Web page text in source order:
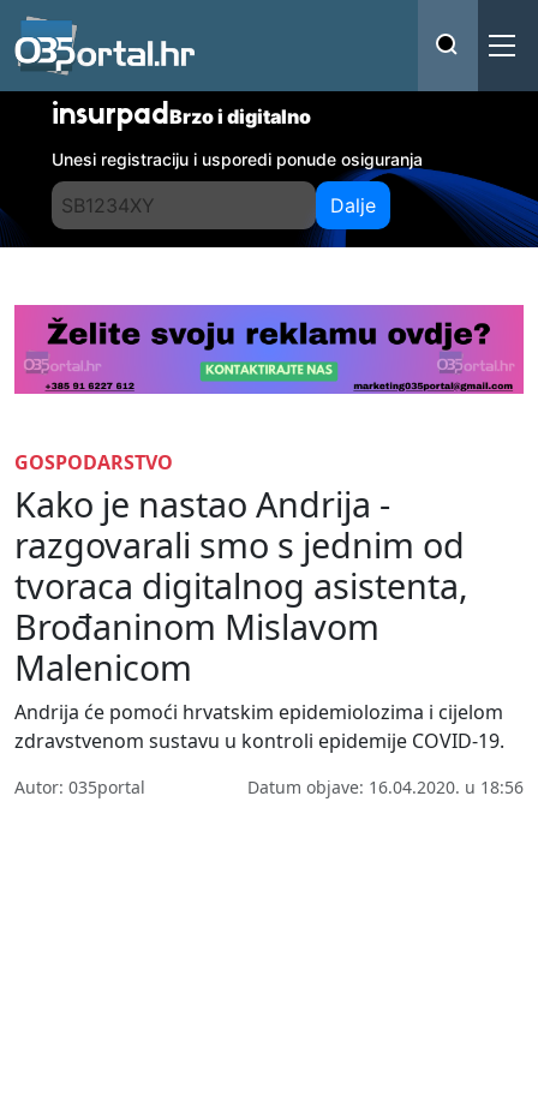
insurpadBrzo i digitalno
Unesi registraciju i usporedi ponude osiguranja
Dalje
GOSPODARSTVO
Kako je nastao Andrija -
razgovarali smo s jednim od
tvoraca digitalnog asistenta,
Brođaninom Mislavom
Malenicom
Andrija će pomoći hrvatskim epidemiolozima i cijelom
zdravstvenom sustavu u kontroli epidemije COVID-19.
Autor: 035portal Datum objave: 16.04.2020. u 18:56